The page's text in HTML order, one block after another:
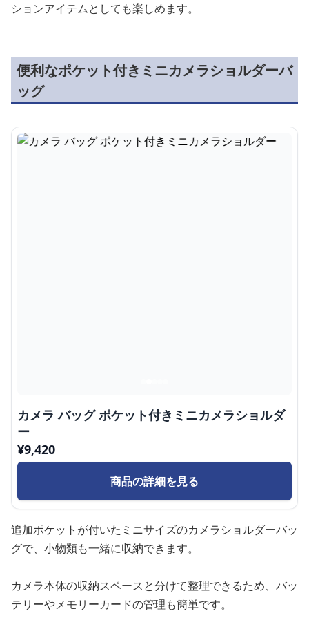
ションアイテムとしても楽しめます。
便利なポケット付きミニカメラショルダーバ
ッグ
カメラ バッグ ポケット付きミニカメラショルダ
ー
¥9,420
商品の詳細を見る
追加ポケットが付いたミニサイズのカメラショルダーバッ
グで、小物類も一緒に収納できます。
カメラ本体の収納スペースと分けて整理できるため、バッ
テリーやメモリーカードの管理も簡単です。